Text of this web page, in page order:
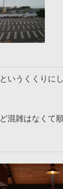
いうくくりに
混雑はなくて